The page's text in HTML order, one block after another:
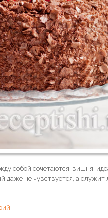
собой сочетаются, вишня,
не чувствуется, а служит